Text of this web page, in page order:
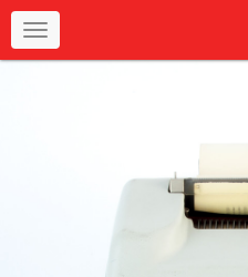
Navigation